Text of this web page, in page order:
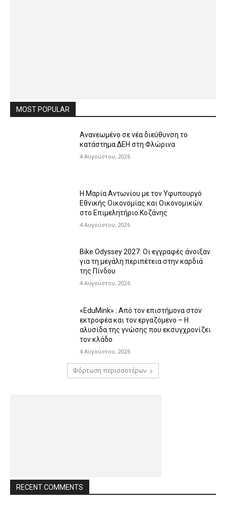
MOST POPULAR
Ανανεωμένο σε νέα διεύθυνση το
κατάστημα ΔΕΗ στη Φλώρινα
4 Αυγούστου, 2026
Η Μαρία Αντωνίου με τον Υφυπουργό
Εθνικής Οικονομίας και Οικονομικών
στο Επιμελητήριο Κοζάνης
4 Αυγούστου, 2026
Bike Odyssey 2027: Οι εγγραφές άνοιξαν
για τη μεγάλη περιπέτεια στην καρδιά
της Πίνδου
4 Αυγούστου, 2026
«EduMink» : Από τον επιστήμονα στον
εκτροφέα και τον εργαζόμενο – Η
αλυσίδα της γνώσης που εκσυγχρονίζει
τον κλάδο
4 Αυγούστου, 2026
Φόρτωση περισσοτέρων
RECENT COMMENTS